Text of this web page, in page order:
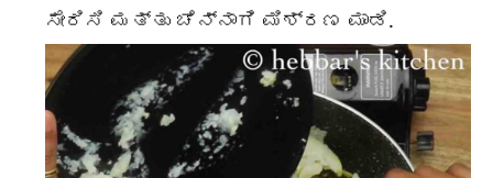
ಸೇರಿಸಿ ಮತ್ತು ಚೆನ್ನಾಗಿ ಮಿಶ್ರಣ ಮಾಡಿ.